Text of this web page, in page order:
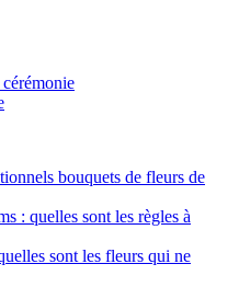
bouquets de fleurs de
: quelles sont les règles à
sont les fleurs qui ne